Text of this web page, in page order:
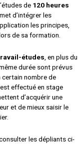
de 120 heures
d’intégrer les
les principes,
de sa formation.
études, en plus du
durée sont prévus
certain nombre de
effectué en stage
d’acquérir une
et de mieux saisir le
les dépliants ci-